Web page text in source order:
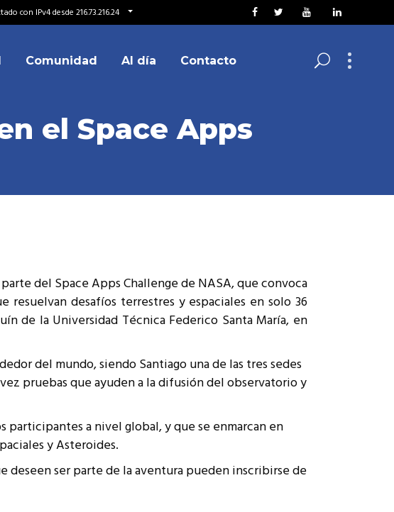
con IPv4 desde 216.73.216.24
Comunidad Al día Contacto
el Space Apps
del Space Apps Challenge de NASA, que convoca
desafíos terrestres y espaciales en solo 36
de la Universidad Técnica Federico Santa María, en
del mundo, siendo Santiago una de las tres sedes
pruebas que ayuden a la difusión del observatorio y
participantes a nivel global, y que se enmarcan en
y Asteroides.
deseen ser parte de la aventura pueden inscribirse de